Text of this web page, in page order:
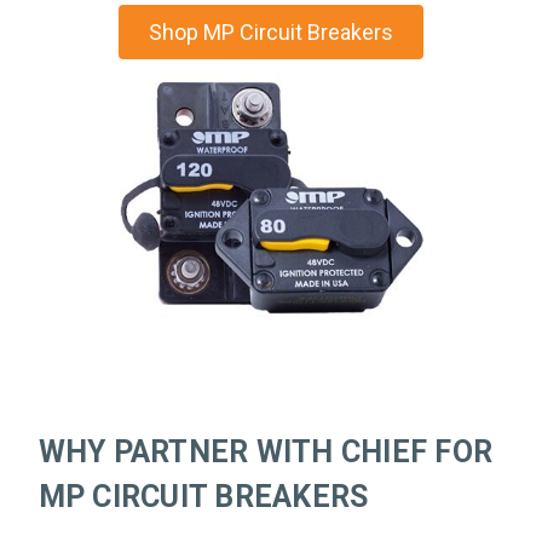
Shop MP Circuit Breakers
WHY PARTNER WITH CHIEF FOR
MP CIRCUIT BREAKERS